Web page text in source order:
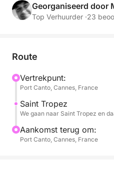
voor anker blijven om te
daarna terugkeren naar de
zal aanwezig zijn om u te
de gewenste sfeer.
Inscheping:
De inscheping vindt
Georganiseerd door
Top Verhuurder ·23
Route
Vertrekpunt:
Port Canto, Cannes, France
Saint Tropez
We gaan naar Saint Tropez en
Aankomst terug om:
Port Canto, Cannes, France